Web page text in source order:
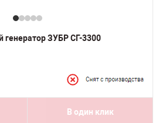
генератор ЗУБР СГ-3300
В один клик